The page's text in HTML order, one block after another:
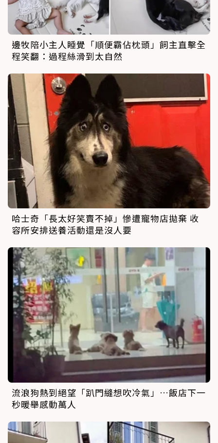
邊牧陪小主人睡覺「順便霸佔枕頭」飼主直擊全
程笑翻：過程絲滑到太自然
哈士奇「長太好笑賣不掉」慘遭寵物店拋棄 收
容所安排送養活動還是沒人要
流浪狗熱到絕望「趴門縫想吹冷氣」…飯店下一
秒暖舉感動萬人